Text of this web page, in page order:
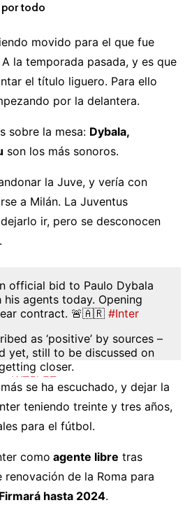
por todo
movido para el que fue
la temporada pasada, y es que
el título liguero. Para ello
por la delantera.
sobre la mesa: Dybala,
son los más sonoros.
la Juve, y vería con
a Milán. La Juventus
ir, pero se desconocen
official bid to Paulo Dybala
agents today. Opening
contract. 🚨🇦🇷 #Inter
as ‘positive’ by sources –
yet, still to be discussed on
closer.
(@FabrizioRomano) June 8,
se ha escuchado, y dejar la
teniendo treinte y tres años,
para el fútbol.
como agente libre tras
de la Roma para
Firmará hasta 2024.